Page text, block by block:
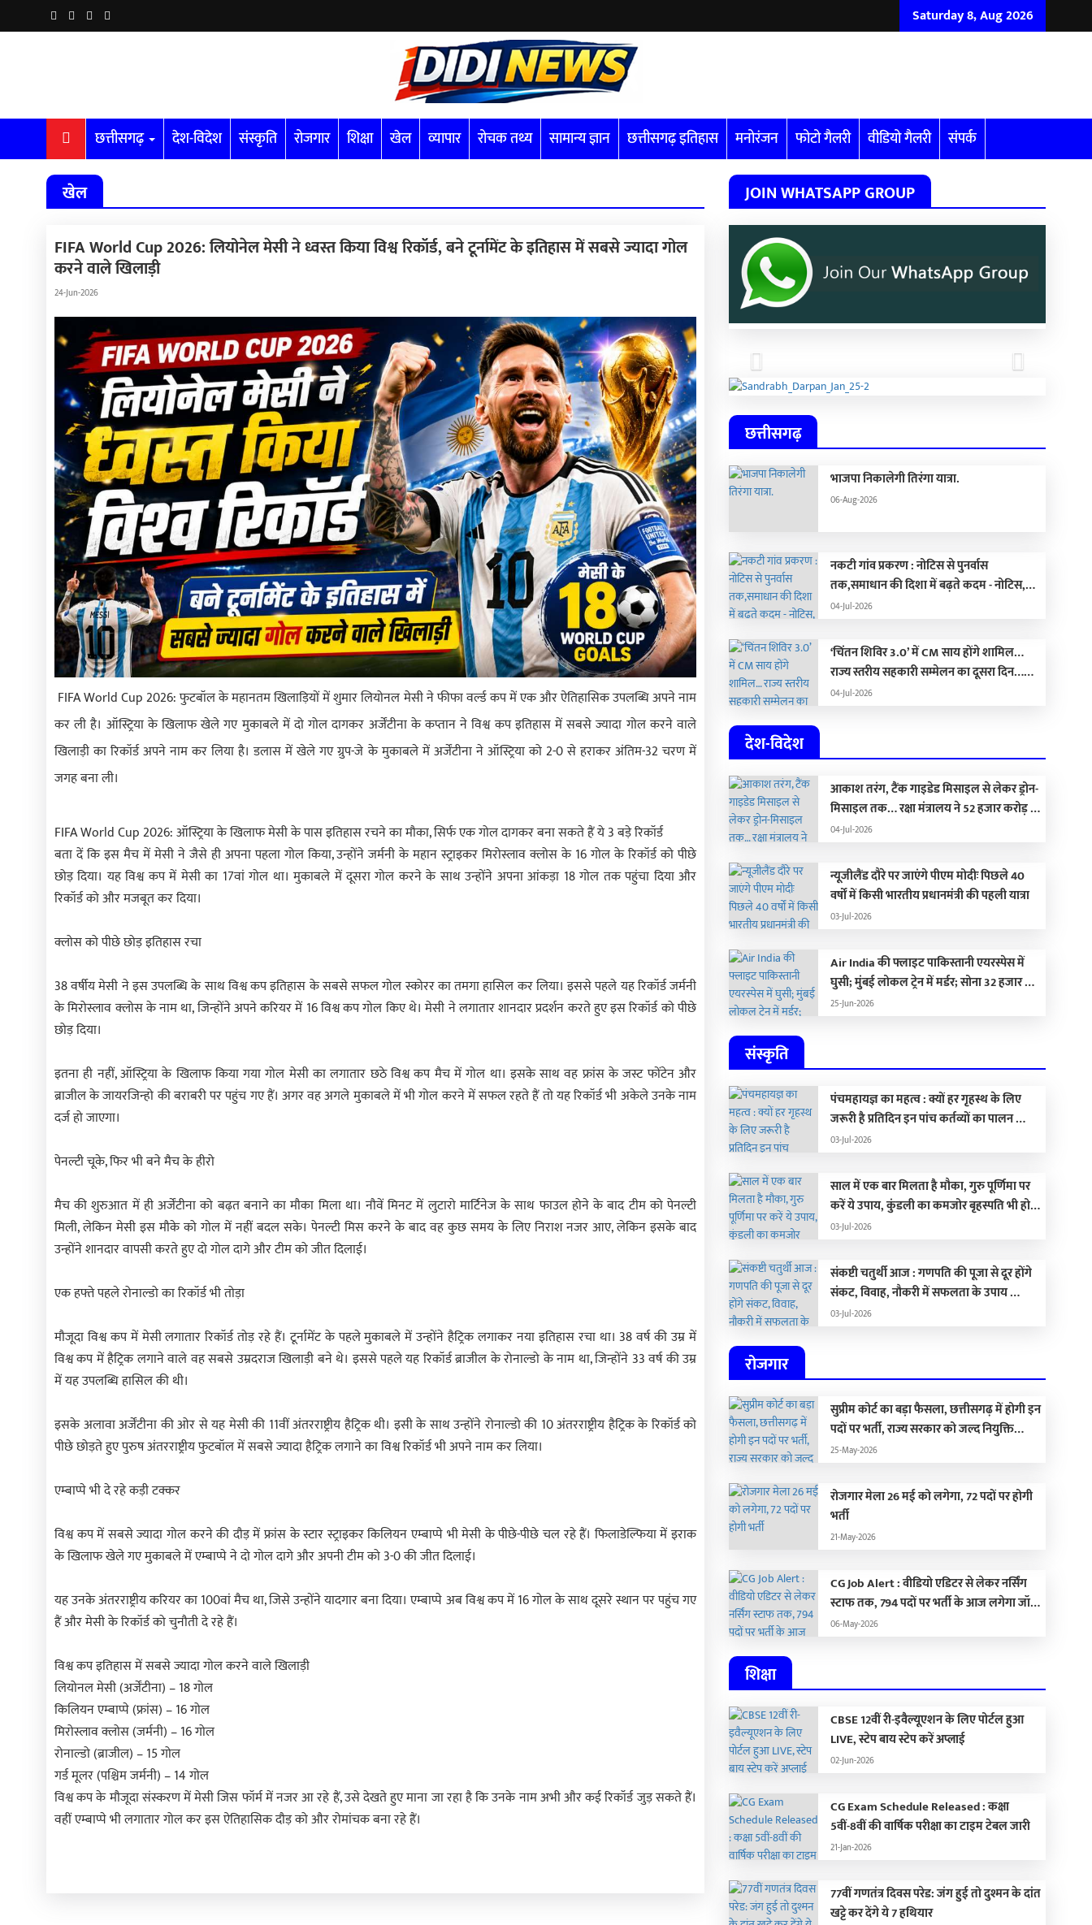
Saturday 8, Aug 2026
छत्तीसगढ़ देश-विदेश संस्कृति रोजगार शिक्षा खेल व्यापार रोचक तथ्य सामान्य ज्ञान छत्तीसगढ़ इतिहास मनोरंजन फोटो गैलरी वीडियो गैलरी संपर्क
खेल
FIFA World Cup 2026: लियोनेल मेसी ने ध्वस्त किया विश्व रिकॉर्ड, बने टूर्नामेंट के इतिहास में सबसे ज्यादा गोल
करने वाले खिलाड़ी
24-Jun-2026
FIFA World Cup 2026: फुटबॉल के महानतम खिलाड़ियों में शुमार लियोनल मेसी ने फीफा वर्ल्ड कप में एक और ऐतिहासिक उपलब्धि अपने नाम
कर ली है। ऑस्ट्रिया के खिलाफ खेले गए मुकाबले में दो गोल दागकर अर्जेंटीना के कप्तान ने विश्व कप इतिहास में सबसे ज्यादा गोल करने वाले
खिलाड़ी का रिकॉर्ड अपने नाम कर लिया है। डलास में खेले गए ग्रुप-जे के मुकाबले में अर्जेंटीना ने ऑस्ट्रिया को 2-0 से हराकर अंतिम-32 चरण में
जगह बना ली।
FIFA World Cup 2026: ऑस्ट्रिया के खिलाफ मेसी के पास इतिहास रचने का मौका, सिर्फ एक गोल दागकर बना सकते हैं ये 3 बड़े रिकॉर्ड
बता दें कि इस मैच में मेसी ने जैसे ही अपना पहला गोल किया, उन्होंने जर्मनी के महान स्ट्राइकर मिरोस्लाव क्लोस के 16 गोल के रिकॉर्ड को पीछे
छोड़ दिया। यह विश्व कप में मेसी का 17वां गोल था। मुकाबले में दूसरा गोल करने के साथ उन्होंने अपना आंकड़ा 18 गोल तक पहुंचा दिया और
रिकॉर्ड को और मजबूत कर दिया।
क्लोस को पीछे छोड़ इतिहास रचा
38 वर्षीय मेसी ने इस उपलब्धि के साथ विश्व कप इतिहास के सबसे सफल गोल स्कोरर का तमगा हासिल कर लिया। इससे पहले यह रिकॉर्ड जर्मनी
के मिरोस्लाव क्लोस के नाम था, जिन्होंने अपने करियर में 16 विश्व कप गोल किए थे। मेसी ने लगातार शानदार प्रदर्शन करते हुए इस रिकॉर्ड को पीछे
छोड़ दिया।
इतना ही नहीं, ऑस्ट्रिया के खिलाफ किया गया गोल मेसी का लगातार छठे विश्व कप मैच में गोल था। इसके साथ वह फ्रांस के जस्ट फोंटेन और
ब्राजील के जायरजिन्हो की बराबरी पर पहुंच गए हैं। अगर वह अगले मुकाबले में भी गोल करने में सफल रहते हैं तो यह रिकॉर्ड भी अकेले उनके नाम
दर्ज हो जाएगा।
पेनल्टी चूके, फिर भी बने मैच के हीरो
मैच की शुरुआत में ही अर्जेंटीना को बढ़त बनाने का मौका मिला था। नौवें मिनट में लुटारो मार्टिनेज के साथ फाउल होने के बाद टीम को पेनल्टी
मिली, लेकिन मेसी इस मौके को गोल में नहीं बदल सके। पेनल्टी मिस करने के बाद वह कुछ समय के लिए निराश नजर आए, लेकिन इसके बाद
उन्होंने शानदार वापसी करते हुए दो गोल दागे और टीम को जीत दिलाई।
एक हफ्ते पहले रोनाल्डो का रिकॉर्ड भी तोड़ा
मौजूदा विश्व कप में मेसी लगातार रिकॉर्ड तोड़ रहे हैं। टूर्नामेंट के पहले मुकाबले में उन्होंने हैट्रिक लगाकर नया इतिहास रचा था। 38 वर्ष की उम्र में
विश्व कप में हैट्रिक लगाने वाले वह सबसे उम्रदराज खिलाड़ी बने थे। इससे पहले यह रिकॉर्ड ब्राजील के रोनाल्डो के नाम था, जिन्होंने 33 वर्ष की उम्र
में यह उपलब्धि हासिल की थी।
इसके अलावा अर्जेंटीना की ओर से यह मेसी की 11वीं अंतरराष्ट्रीय हैट्रिक थी। इसी के साथ उन्होंने रोनाल्डो की 10 अंतरराष्ट्रीय हैट्रिक के रिकॉर्ड को
पीछे छोड़ते हुए पुरुष अंतरराष्ट्रीय फुटबॉल में सबसे ज्यादा हैट्रिक लगाने का विश्व रिकॉर्ड भी अपने नाम कर लिया।
एम्बाप्पे भी दे रहे कड़ी टक्कर
विश्व कप में सबसे ज्यादा गोल करने की दौड़ में फ्रांस के स्टार स्ट्राइकर किलियन एम्बाप्पे भी मेसी के पीछे-पीछे चल रहे हैं। फिलाडेल्फिया में इराक
के खिलाफ खेले गए मुकाबले में एम्बाप्पे ने दो गोल दागे और अपनी टीम को 3-0 की जीत दिलाई।
यह उनके अंतरराष्ट्रीय करियर का 100वां मैच था, जिसे उन्होंने यादगार बना दिया। एम्बाप्पे अब विश्व कप में 16 गोल के साथ दूसरे स्थान पर पहुंच गए
हैं और मेसी के रिकॉर्ड को चुनौती दे रहे हैं।
विश्व कप इतिहास में सबसे ज्यादा गोल करने वाले खिलाड़ी
लियोनल मेसी (अर्जेंटीना) – 18 गोल
किलियन एम्बाप्पे (फ्रांस) – 16 गोल
मिरोस्लाव क्लोस (जर्मनी) – 16 गोल
रोनाल्डो (ब्राजील) – 15 गोल
गर्ड मूलर (पश्चिम जर्मनी) – 14 गोल
विश्व कप के मौजूदा संस्करण में मेसी जिस फॉर्म में नजर आ रहे हैं, उसे देखते हुए माना जा रहा है कि उनके नाम अभी और कई रिकॉर्ड जुड़ सकते हैं।
वहीं एम्बाप्पे भी लगातार गोल कर इस ऐतिहासिक दौड़ को और रोमांचक बना रहे हैं।
JOIN WHATSAPP GROUP
Previous Next
छत्तीसगढ़
भाजपा निकालेगी तिरंगा यात्रा.
06-Aug-2026
नकटी गांव प्रकरण : नोटिस से पुनर्वास
तक,समाधान की दिशा में बढ़ते कदम - नोटिस,
कार्रवाई, पुनर्वास और राजनीति का सच
04-Jul-2026
‘चिंतन शिविर 3.0’ में CM साय होंगे शामिल…
राज्य स्तरीय सहकारी सम्मेलन का दूसरा दिन…
भोरमदेव ईको ट्रेल 2026 आज से शुरू…
04-Jul-2026
देश-विदेश
आकाश तरंग, टैंक गाइडेड मिसाइल से लेकर ड्रोन-
मिसाइल तक… रक्षा मंत्रालय ने 52 हजार करोड़ के
हथियार खरीदने की मंजूरी दी
04-Jul-2026
न्यूजीलैंड दौरे पर जाएंगे पीएम मोदीः पिछले 40
वर्षों में किसी भारतीय प्रधानमंत्री की पहली यात्रा
03-Jul-2026
Air India की फ्लाइट पाकिस्तानी एयरस्पेस में
घुसी; मुंबई लोकल ट्रेन में मर्डर; सोना 32 हजार और
चांदी 1.59 लाख रुपए सस्ती
25-Jun-2026
संस्कृति
पंचमहायज्ञ का महत्व : क्यों हर गृहस्थ के लिए
जरूरी है प्रतिदिन इन पांच कर्तव्यों का पालन …
03-Jul-2026
साल में एक बार मिलता है मौका, गुरु पूर्णिमा पर
करें ये उपाय, कुंडली का कमजोर बृहस्पति भी हो
जाएगा मजबूत …
03-Jul-2026
संकष्टी चतुर्थी आज : गणपति की पूजा से दूर होंगे
संकट, विवाह, नौकरी में सफलता के उपाय …
03-Jul-2026
रोजगार
सुप्रीम कोर्ट का बड़ा फैसला, छत्तीसगढ़ में होगी इन
पदों पर भर्ती, राज्य सरकार को जल्द नियुक्ति
प्रक्रिया पूरा करने के दिए निर्देश…
25-May-2026
रोजगार मेला 26 मई को लगेगा, 72 पदों पर होगी
भर्ती
21-May-2026
CG Job Alert : वीडियो एडिटर से लेकर नर्सिंग
स्टाफ तक, 794 पदों पर भर्ती के आज लगेगा जॉब
फेयर
06-May-2026
शिक्षा
CBSE 12वीं री-इवैल्यूएशन के लिए पोर्टल हुआ
LIVE, स्टेप बाय स्टेप करें अप्लाई
02-Jun-2026
CG Exam Schedule Released : कक्षा
5वीं-8वीं की वार्षिक परीक्षा का टाइम टेबल जारी
21-Jan-2026
77वीं गणतंत्र दिवस परेड: जंग हुई तो दुश्मन के दांत
खट्टे कर देंगे ये 7 हथियार